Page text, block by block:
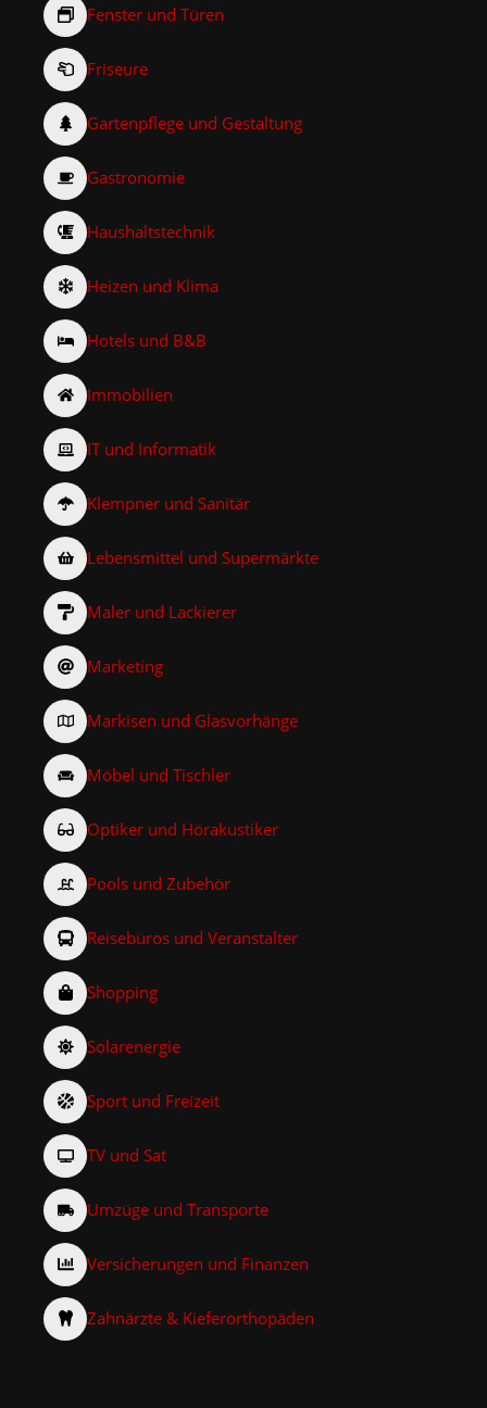
Fenster und Türen
Friseure
Gartenpflege und Gestaltung
Gastronomie
Haushaltstechnik
Heizen und Klima
Hotels und B&B
Immobilien
IT und Informatik
Klempner und Sanitär
Lebensmittel und Supermärkte
Maler und Lackierer
Marketing
Markisen und Glasvorhänge
Möbel und Tischler
Optiker und Hörakustiker
Pools und Zubehör
Reisebüros und Veranstalter
Shopping
Solarenergie
Sport und Freizeit
TV und Sat
Umzüge und Transporte
Versicherungen und Finanzen
Zahnärzte & Kieferorthopäden